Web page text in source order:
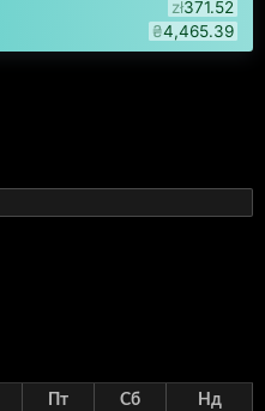
Пт Сб Нд